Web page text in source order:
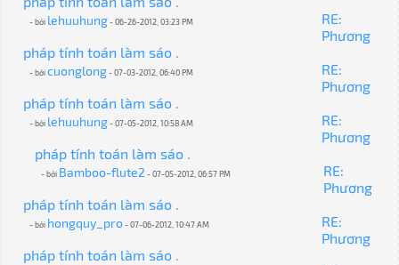
- bởi lehuuhung- 06-26-2012, 03:23 PM
RE:
Phương
pháp tính toán làm sáo .
- bởicuonglong- 07-03-2012, 06:40 PM
RE:
Phương
pháp tính toán làm sáo .
- bởi lehuuhung- 07-05-2012, 10:58 AM
RE:
Phương
pháp tính toán làm sáo .
- bởi Bamboo-flute2 - 07-05-2012, 06:57 PM
RE:
Phương
pháp tính toán làm sáo .
- bởi hongquy_pro- 07-06-2012, 10:47 AM
RE:
Phương
pháp tính toán làm sáo .